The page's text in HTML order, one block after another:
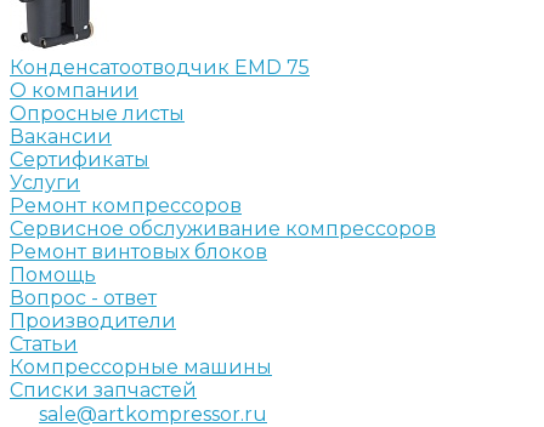
Конденсатоотводчик EMD 75
О компании
Опросные листы
Вакансии
Сертификаты
Услуги
Ремонт компрессоров
Сервисное обслуживание компрессоров
Ремонт винтовых блоков
Помощь
Вопрос - ответ
Производители
Статьи
Компрессорные машины
Списки запчастей
sale@artkompressor.ru